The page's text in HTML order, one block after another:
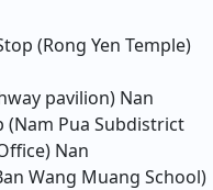
(Rong Yen Temple)
pavilion) Nan
(Nam Pua Subdistrict
Nan
Wang Muang School)